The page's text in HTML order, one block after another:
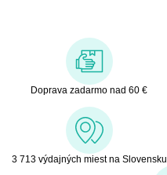
Doprava zadarmo nad 60 €
3 713 výdajných miest na Slovensku